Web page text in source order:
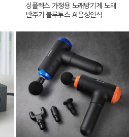
싱플렉스 가정용 노래방기계 노래
반주기 블루투스 AI음성인식